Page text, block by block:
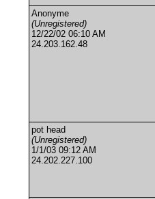
Anonyme
(Unregistered)
12/22/02 06:10 AM
24.203.162.48
pot head
(Unregistered)
1/1/03 09:12 AM
24.202.227.100